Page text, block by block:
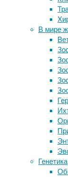
В мире
Генетика
Летний
отдых
на
воде
делает
его
не
только
но
Как
солью
Самые
Южной
новый